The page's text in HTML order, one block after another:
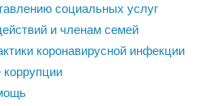
социальных услуг
и членам семей
коронавирусной инфекции
коррупции